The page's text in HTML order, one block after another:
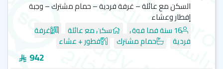
كما أنه عضواً في:
رابطة (EEI
)
English Education Ireland وهي الرابطة
الرائدة لمعاهد اللغة الإنجليزية المعتمدة في أيرلندا
السكن مع عائلة – غرفة فردية – حمام مشترك – وجبة
إفطار وعشاء
16 سنة فما فوق
سكن مع عائلة غرفة
فردية حمام مشترك فطور + عشاء
942